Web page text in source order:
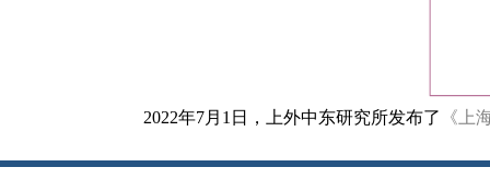
2022年7月 1 日，上外中东研究所发布了 《上